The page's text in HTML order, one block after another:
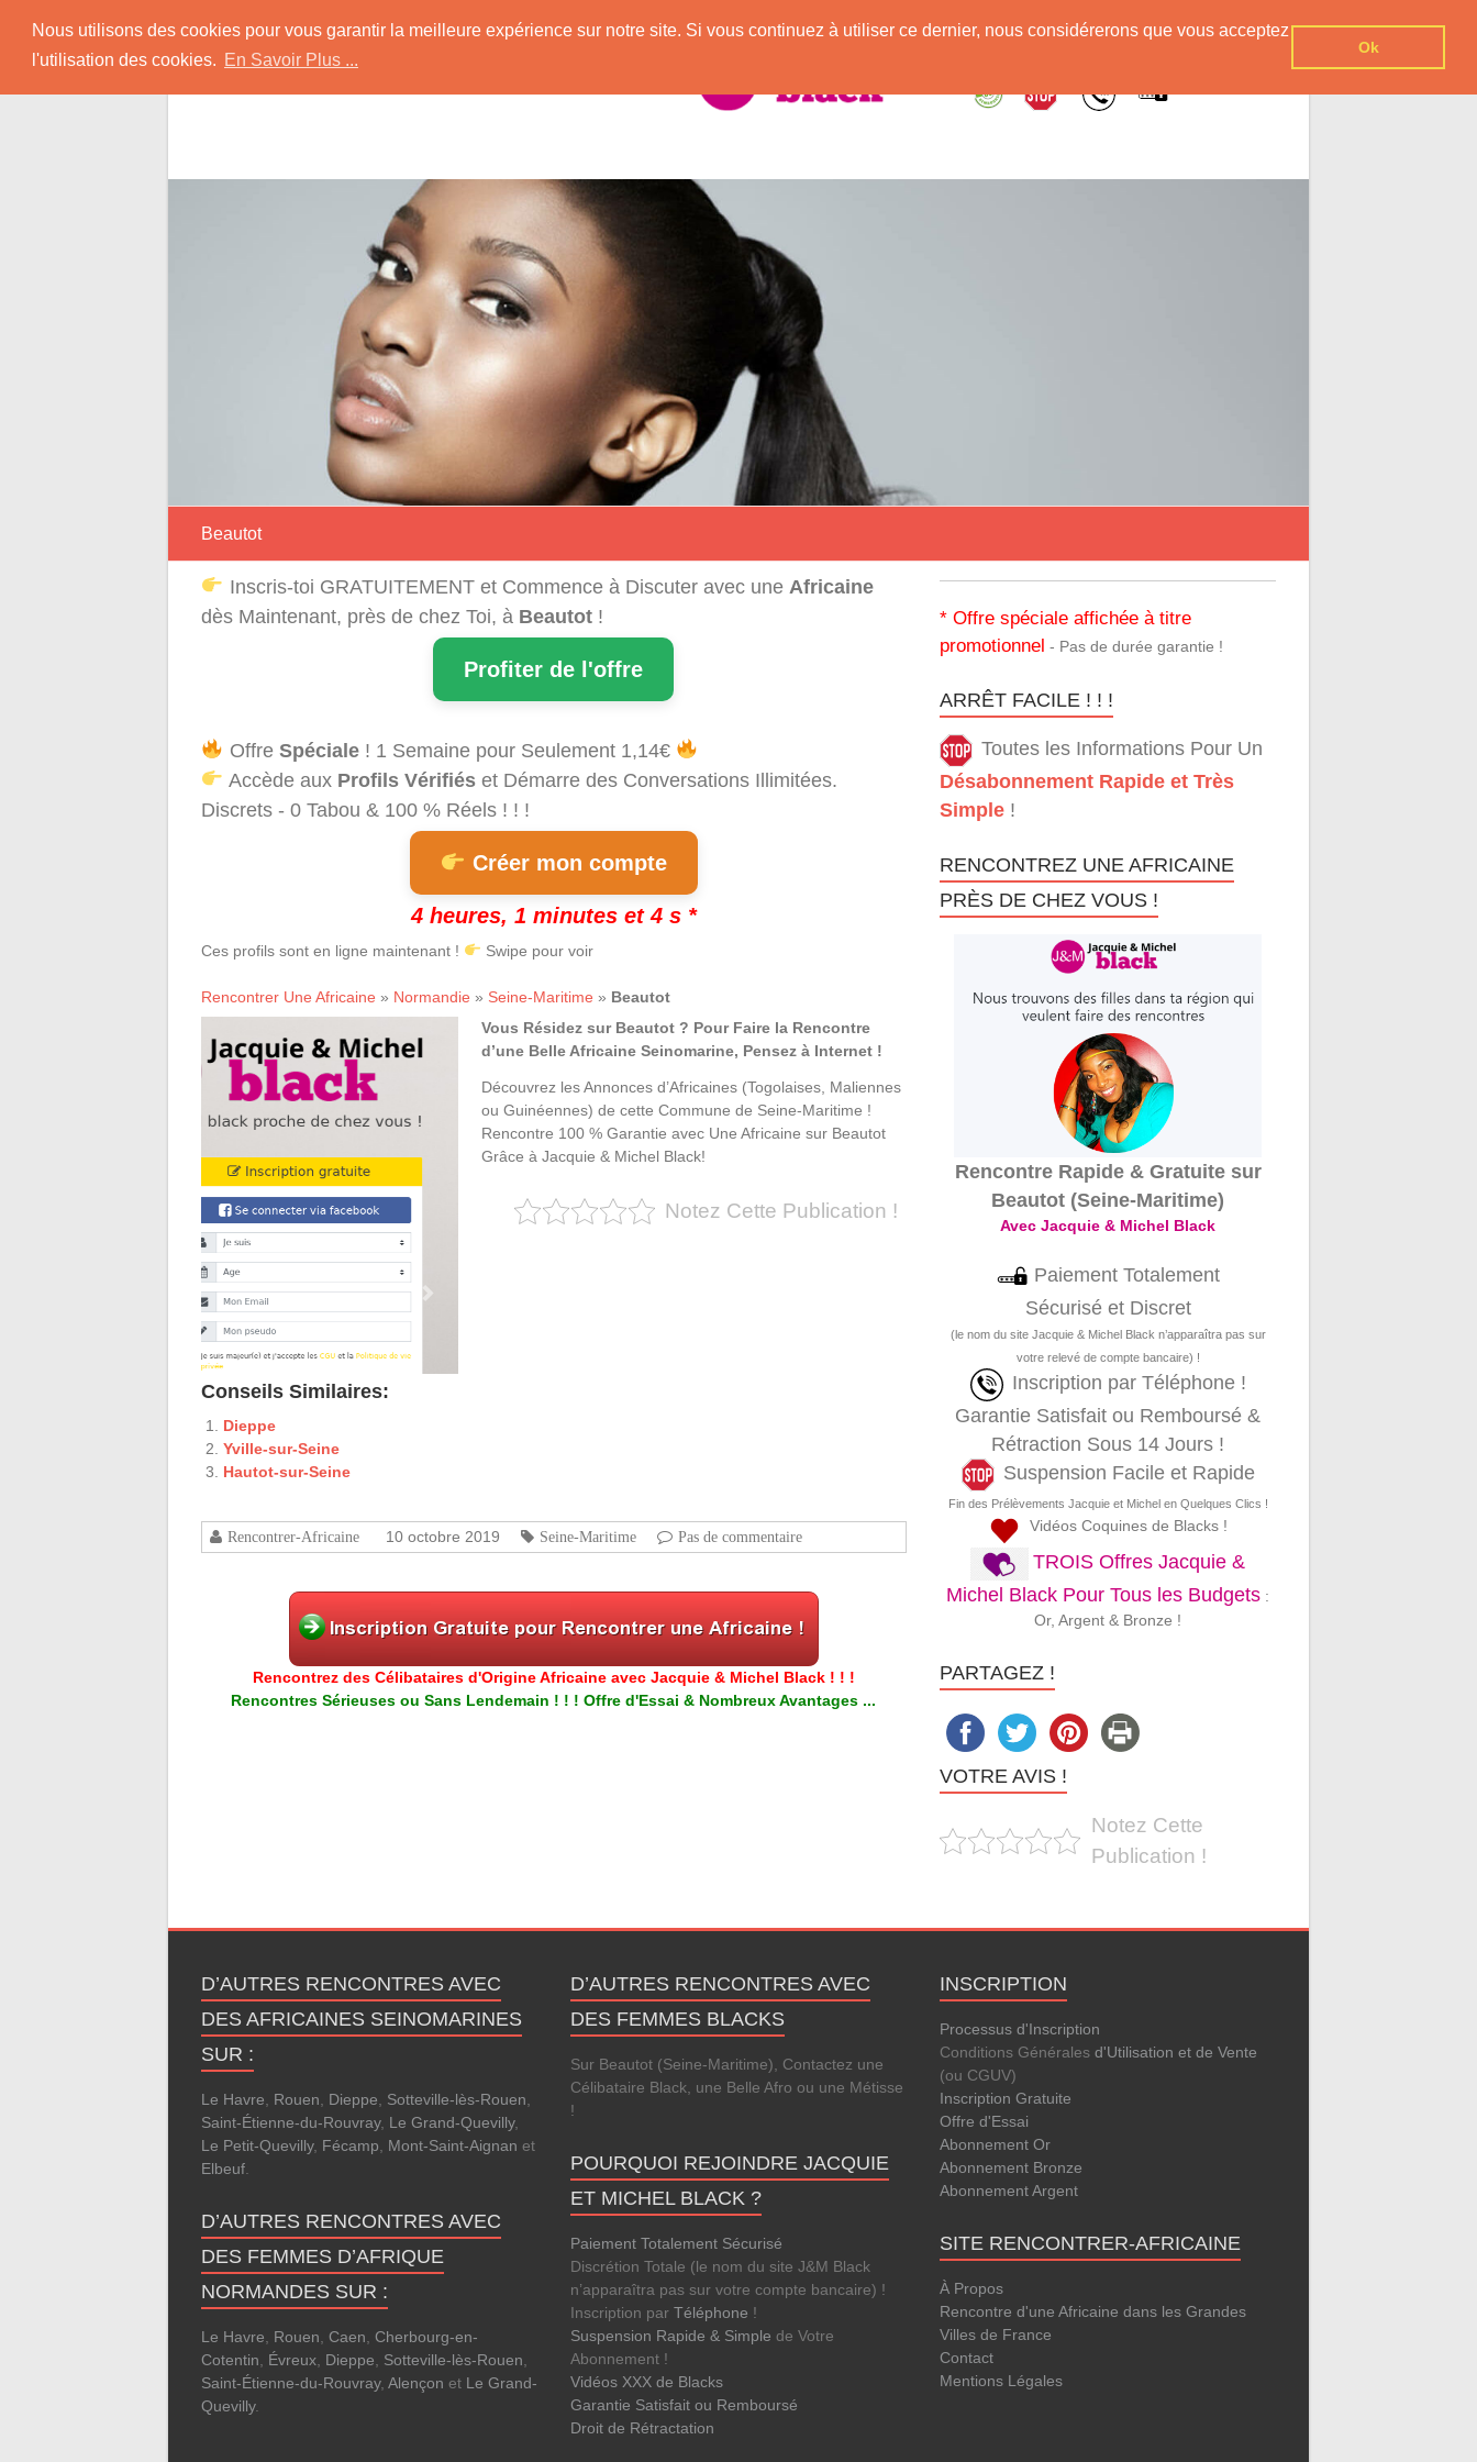
Nous utilisons des cookies pour vous garantir la meilleure expérience sur notre site. Si vous continuez à utiliser ce dernier, nous considérerons que vous acceptez
l'utilisation des cookies. En Savoir Plus ...
Ok
content
Rencontrer-Africaine
Conseils et Infos pour la Rencontre d'une Belle Africaine !
Beautot
Inscris-toi GRATUITEMENT et Commence à Discuter avec une Africaine
dès Maintenant, près de chez Toi, à Beautot !
Profiter de l'offre
Offre Spéciale! 1 Semaine pour Seulement 1,14€
Accède aux Profils Vérifiéset Démarre des Conversations Illimitées.
Discrets - 0 Tabou & 100 % Réels ! ! !
Créer mon compte
4 heures, 1 minutes et 3 s *
Ces profils sont en ligne maintenant ! Swipe pour voir
Rencontrer Une Africaine » Normandie » Seine-Maritime » Beautot
Vous Résidez sur Beautot ? Pour Faire la Rencontre
d’une Belle Africaine Seinomarine, Pensez à Internet !
Découvrez les Annonces d’Africaines (Togolaises, Maliennes
ou Guinéennes) de cette Commune de Seine-Maritime !
Rencontre 100 % Garantie avec Une Africaine sur Beautot
Grâce à Jacquie & Michel Black!
Notez Cette Publication !
Conseils Similaires:
Dieppe
Yville-sur-Seine
Hautot-sur-Seine
Rencontrer-Africaine 10 octobre 2019 Seine-Maritime Pas de commentaire
Rencontrez des Célibataires d'Origine Africaine avec Jacquie & Michel Black ! ! !
Rencontres Sérieuses ou Sans Lendemain ! ! ! Offre d'Essai & Nombreux Avantages ...
* Offre spéciale affichée à titre
promotionnel - Pas de durée garantie !
ARRÊT FACILE ! ! !
Toutes les Informations Pour Un
Désabonnement Rapide et Très
Simple !
RENCONTREZ UNE AFRICAINE
PRÈS DE CHEZ VOUS !
Rencontre Rapide & Gratuite sur
Beautot (Seine-Maritime)
Avec Jacquie & Michel Black
Paiement Totalement
Sécurisé et Discret
(le nom du site Jacquie & Michel Black n’apparaîtra pas sur
votre relevé de compte bancaire) !
Inscription par Téléphone !
Garantie Satisfait ou Remboursé &
Rétraction Sous 14 Jours !
Suspension Facile et Rapide
Fin des Prélèvements Jacquie et Michel en Quelques Clics !
Vidéos Coquines de Blacks !
TROIS Offres Jacquie &
Michel Black Pour Tous les Budgets :
Or, Argent & Bronze !
PARTAGEZ !
VOTRE AVIS !
Notez Cette
Publication !
D’AUTRES RENCONTRES AVEC
DES AFRICAINES SEINOMARINES
SUR :
Le Havre Rouen Dieppe Sotteville-lès-Rouen
Saint-Étienne-du-Rouvray, Le Grand-Quevilly,
Le Petit-Quevilly, Fécamp Mont-Saint-Aignan et
Elbeuf
D’AUTRES RENCONTRES AVEC
DES FEMMES D’AFRIQUE
NORMANDES SUR :
Le Havre Rouen Caen Cherbourg-en-
Cotentin
Évreux Dieppe Sotteville-lès-Rouen
Saint-Étienne-du-Rouvray, Alençon et Le Grand-
Quevilly.
D’AUTRES RENCONTRES AVEC
DES FEMMES BLACKS
Sur Beautot (Seine-Maritime), Contactez une
Célibataire Black, une Belle Afro ou une Métisse
!
POURQUOI REJOINDRE JACQUIE
ET MICHEL BLACK ?
Paiement Totalement Sécurisé
Discrétion Totale (le nom du site J&M Black
n’apparaîtra pas sur votre compte bancaire) !
Inscription par Téléphone !
Suspension Rapide & Simple de Votre
Abonnement !
Vidéos XXX de Blacks
Garantie Satisfait ou Remboursé
Droit de Rétractation
INSCRIPTION
Processus d'Inscription
Conditions Générales d'Utilisation et de Vente
(ou CGUV)
Inscription Gratuite
Offre d'Essai
Abonnement Or
Abonnement Bronze
Abonnement Argent
SITE RENCONTRER-AFRICAINE
À Propos
Rencontre d'une Africaine dans les Grandes
Villes de France
Contact
Mentions Légales